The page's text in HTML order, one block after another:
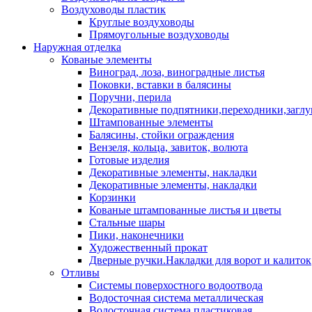
Воздуховоды пластик
Круглые воздуховоды
Прямоугольные воздуховоды
Наружная отделка
Кованые элементы
Виноград, лоза, виноградные листья
Поковки, вставки в балясины
Поручни, перила
Декоративные
Штампованные элементы
Балясины, стойки ограждения
Вензеля, кольца, завиток, волюта
Готовые изделия
Декоративные элементы, накладки
Декоративные элементы, накладки
Корзинки
Кованые штампованные листья и цветы
Стальные шары
Пики, наконечники
Художественный прокат
Дверные ручки.Накладки для ворот и калиток
Отливы
Системы поверхостного водоотвода
Водосточная система металлическая